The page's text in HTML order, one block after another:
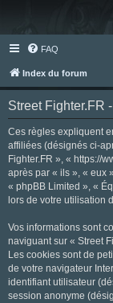
FAQ
Index du forum
Street Fighter.FR
Ces règles expliquent
affiliées (désignés ci-
Fighter.FR », « https://
après par « ils », « eux
« phpBB Limited », «
lors de votre utilisation
Vos informations sont
naviguant sur « Street
Les cookies sont de
de votre navigateur
identifiant utilisateur
session anonyme